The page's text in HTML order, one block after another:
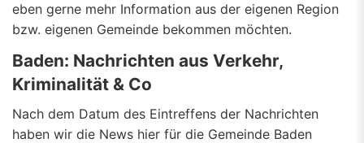
eben gerne mehr Information aus der eigenen Region
bzw. eigenen Gemeinde bekommen möchten.
Baden: Nachrichten aus Verkehr,
Kriminalität & Co
Nach dem Datum des Eintreffens der Nachrichten
haben wir die News hier für die Gemeinde Baden